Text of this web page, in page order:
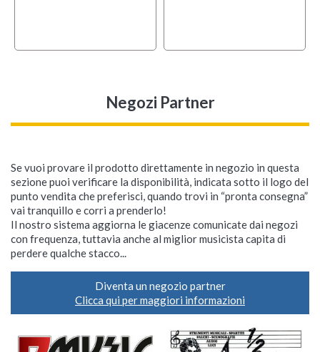
Negozi Partner
Se vuoi provare il prodotto direttamente in negozio in questa
sezione puoi verificare la disponibilità, indicata sotto il logo del
punto vendita che preferisci, quando trovi in “pronta consegna”
vai tranquillo e corri a prenderlo!
Il nostro sistema aggiorna le giacenze comunicate dai negozi
con frequenza, tuttavia anche al miglior musicista capita di
perdere qualche stacco...
Diventa un negozio partner
Clicca qui per maggiori informazioni